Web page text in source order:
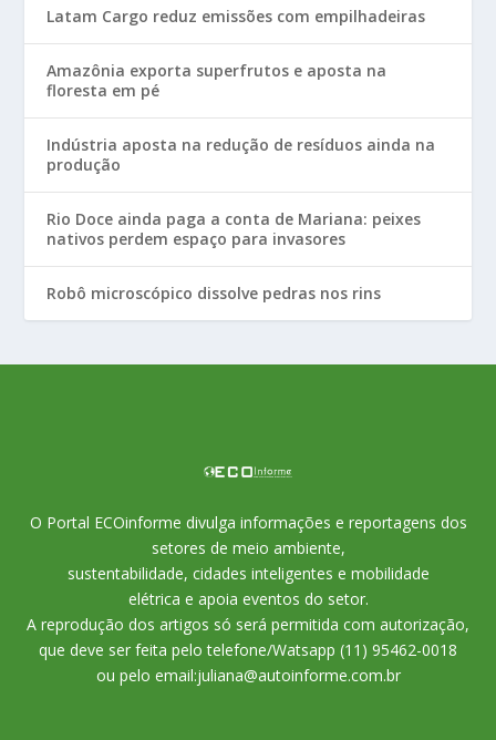
Latam Cargo reduz emissões com empilhadeiras
Amazônia exporta superfrutos e aposta na
floresta em pé
Indústria aposta na redução de resíduos ainda na
produção
Rio Doce ainda paga a conta de Mariana: peixes
nativos perdem espaço para invasores
Robô microscópico dissolve pedras nos rins
O Portal ECOinforme divulga informações e reportagens dos
setores de meio ambiente,
sustentabilidade, cidades inteligentes e mobilidade
elétrica e apoia eventos do setor.
A reprodução dos artigos só será permitida com autorização,
que deve ser feita pelo telefone/Watsapp (11) 95462-0018
ou pelo email:juliana@autoinforme.com.br